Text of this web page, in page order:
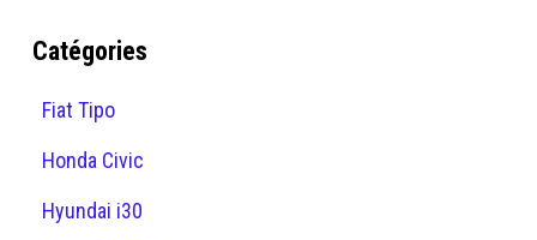
Catégories
Fiat Tipo
Honda Civic
Hyundai i30